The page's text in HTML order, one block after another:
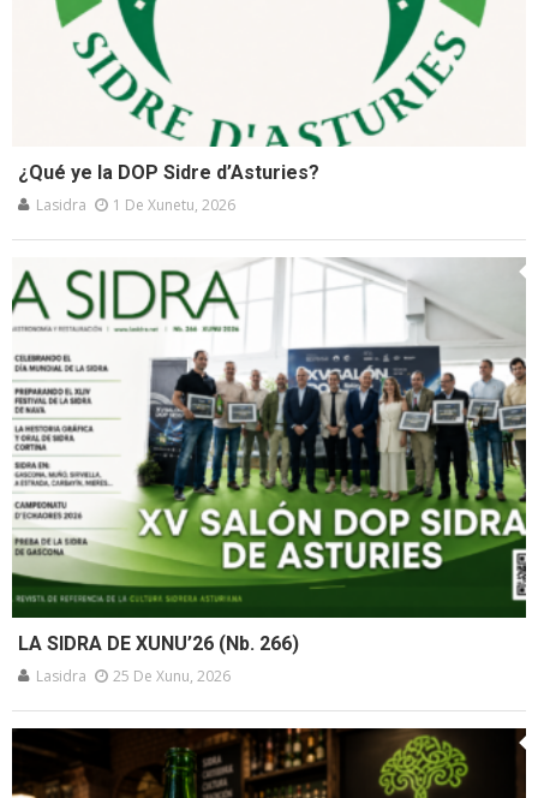
¿Qué ye la DOP Sidre d’Asturies?
Lasidra 1 De Xunetu, 2026
LA SIDRA DE XUNU’26 (Nb. 266)
Lasidra 25 De Xunu, 2026